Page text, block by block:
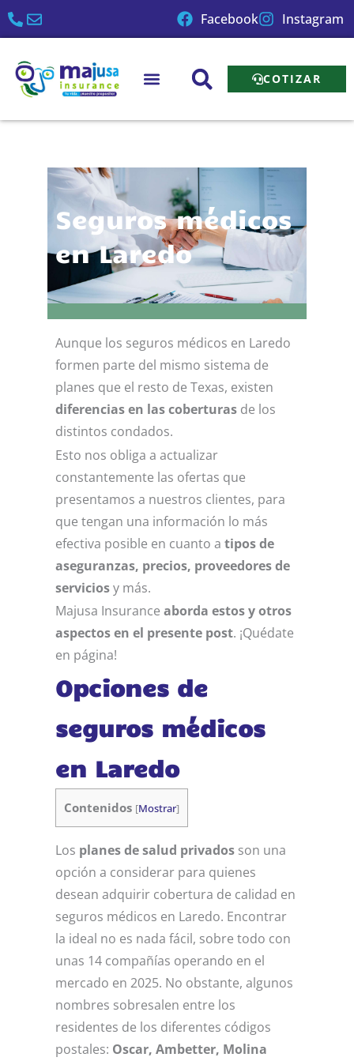
Ir
Facebook Instagram
COTIZAR
Seguros médicos
en Laredo
Aunque los seguros médicos en Laredo
formen parte del mismo sistema de
planes que el resto de Texas, existen
diferencias en las coberturas de los
distintos condados.
Esto nos obliga a actualizar
constantemente las ofertas que
presentamos a nuestros clientes, para
que tengan una información lo más
efectiva posible en cuanto a tipos de
aseguranzas, precios, proveedores de
serviciosy más.
Majusa Insurance aborda estos y otros
aspectos en el presente post. ¡Quédate
en página!
Opciones de
seguros médicos
en Laredo
Contenidos [Mostrar]
Los planes de salud privados son una
opción a considerar para quienes
desean adquirir cobertura de calidad en
seguros médicos en Laredo. Encontrar
la ideal no es nada fácil, sobre todo con
unas 14 compañías operando en el
mercado en 2025. No obstante, algunos
nombres sobresalen entre los
residentes de los diferentes códigos
postales: Oscar, Ambetter, Molina